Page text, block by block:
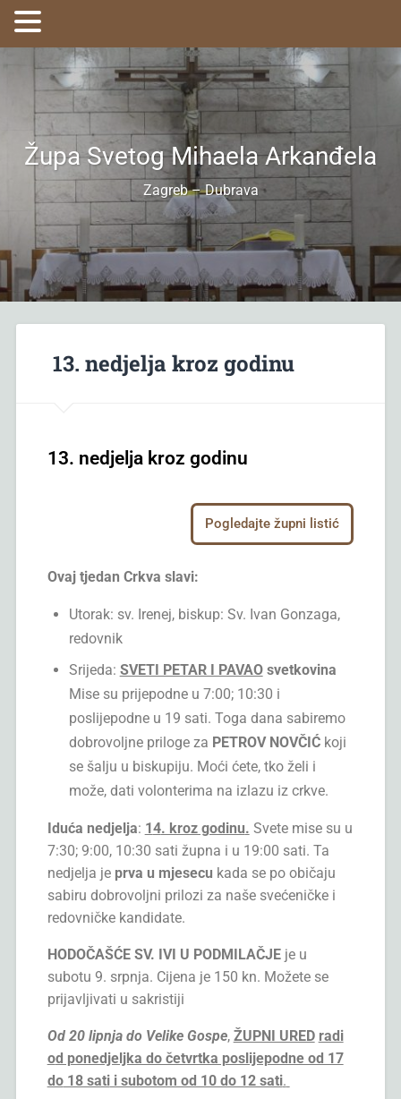
Župa Svetog Mihaela Arkanđela
Zagreb – Dubrava
13. nedjelja kroz godinu
13. nedjelja kroz godinu
Pogledajte župni listić
Ovaj tjedan Crkva slavi:
Utorak: sv. Irenej, biskup: Sv. Ivan Gonzaga,
redovnik
Srijeda: SVETI PETAR I PAVAOsvetkovina
Mise su prijepodne u 7:00; 10:30 i
poslijepodne u 19 sati. Toga dana sabiremo
dobrovoljne priloge za PETROV NOVČIĆkoji
se šalju u biskupiju. Moći ćete, tko želi i
može, dati volonterima na izlazu iz crkve.
Iduća nedjelja: 14. kroz godinu. Svete mise su u
7:30; 9:00, 10:30 sati župna i u 19:00 sati. Ta
nedjelja je prva u mjesecu kada se po običaju
sabiru dobrovoljni prilozi za naše svećeničke i
redovničke kandidate.
HODOČAŠĆE SV. IVI U PODMILAČJEje u
subotu 9. srpnja. Cijena je 150 kn. Možete se
prijavljivati u sakristiji
Od 20 lipnja do Velike Gospe, ŽUPNI URED radi
od ponedjeljka do četvrtka poslijepodne od 17
do18 satii subotom od 10 do 12 sati.